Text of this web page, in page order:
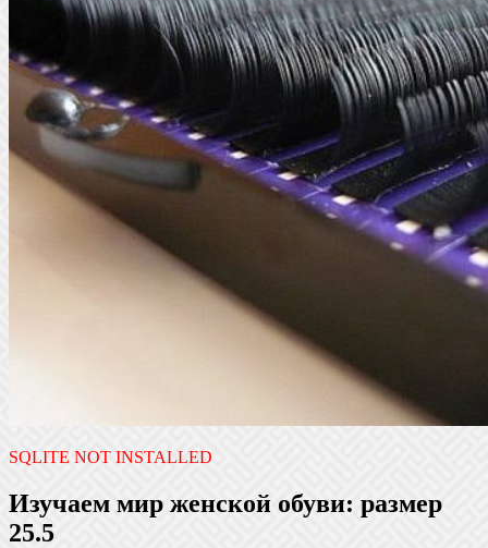
SQLITE NOT INSTALLED
Изучаем мир женской обуви: размер
25.5